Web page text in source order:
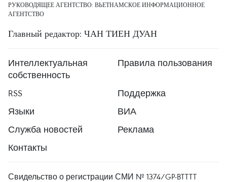
РУКОВОДЯЩЕЕ АГЕНТСТВО: ВЬЕТНАМСКОЕ ИНФОРМАЦИОННОЕ
АГЕНТСТВО
Главный редактор: ЧАН ТИЕН ДУАН
Интеллектуальная
собственность
Правила пользования
RSS
Поддержка
Языки
ВИА
Служба новостей
Реклама
Контакты
Свидельство о регистрации СМИ № 1374/GP-BTTTT